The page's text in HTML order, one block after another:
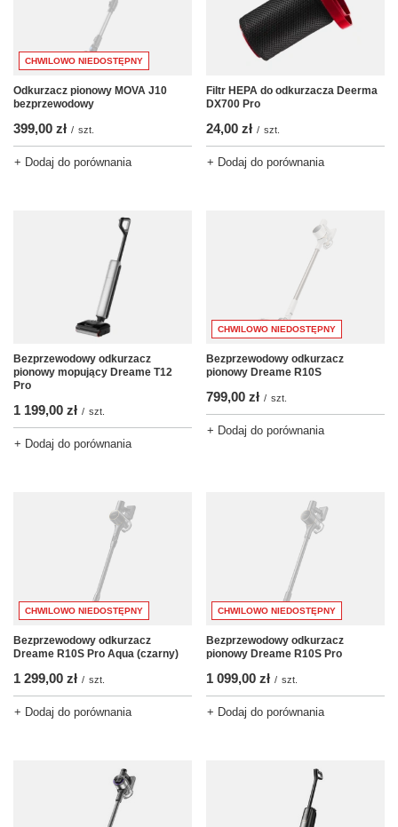
CHWILOWO NIEDOSTĘPNY
Odkurzacz pionowy MOVA J10
bezprzewodowy
399,00 zł / szt.
+ Dodaj do porównania
Filtr HEPA do odkurzacza Deerma
DX700 Pro
24,00 zł / szt.
+ Dodaj do porównania
Bezprzewodowy odkurzacz
pionowy mopujący Dreame T12
Pro
1 199,00 zł / szt.
+ Dodaj do porównania
CHWILOWO NIEDOSTĘPNY
Bezprzewodowy odkurzacz
pionowy Dreame R10S
799,00 zł / szt.
+ Dodaj do porównania
CHWILOWO NIEDOSTĘPNY
Bezprzewodowy odkurzacz
Dreame R10S Pro Aqua (czarny)
1 299,00 zł / szt.
+ Dodaj do porównania
CHWILOWO NIEDOSTĘPNY
Bezprzewodowy odkurzacz
pionowy Dreame R10S Pro
1 099,00 zł / szt.
+ Dodaj do porównania